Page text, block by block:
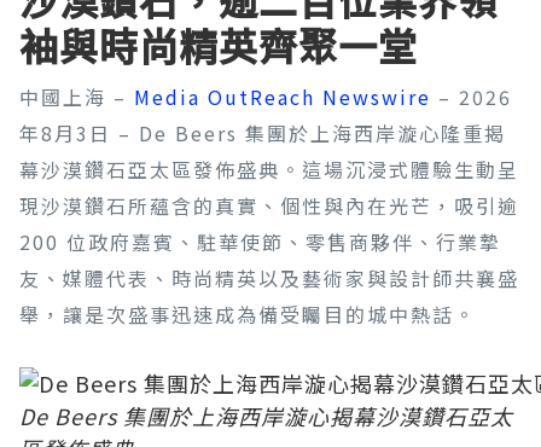
袖與時尚精英齊聚一堂
中國上海 – Media OutReach Newswire – 2026
年8月3日 – De Beers 集團於上海西岸漩心隆重揭
幕沙漠鑽石亞太區發佈盛典。這場沉浸式體驗生動呈
現沙漠鑽石所蘊含的真實、個性與內在光芒，吸引逾
200 位政府嘉賓、駐華使節、零售商夥伴、行業摯
友、媒體代表、時尚精英以及藝術家與設計師共襄盛
舉，讓是次盛事迅速成為備受矚目的城中熱話。
De Beers 集團於上海西岸漩心揭幕沙漠鑽石亞太